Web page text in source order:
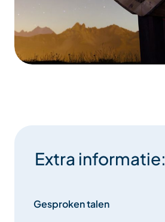
Extra informatie:
Gesproken talen